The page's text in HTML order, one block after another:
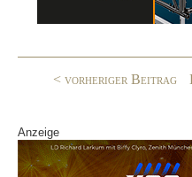
o< vorheriger Beitrag
Anzeige